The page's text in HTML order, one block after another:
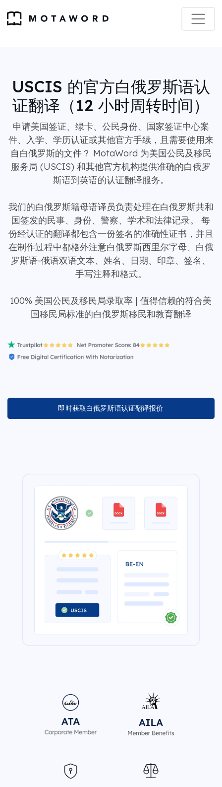
USCIS 的官方白俄罗斯语认
证翻译（12 小时周转时间）
申请美国签证、绿卡、公民身份、国家签证中心案
件、入学、学历认证或其他官方手续，且需要使用来
自白俄罗斯的文件？ MotaWord 为美国公民及移民
服务局 (USCIS) 和其他官方机构提供准确的白俄罗
斯语到英语的认证翻译服务。
我们的白俄罗斯籍母语译员负责处理在白俄罗斯共和
国签发的民事、身份、警察、学术和法律记录。 每
份经认证的翻译都包含一份签名的准确性证书，并且
在制作过程中都格外注意白俄罗斯西里尔字母、白俄
罗斯语-俄语双语文本、姓名、日期、印章、签名、
手写注释和格式。
100% 美国公民及移民局录取率 | 值得信赖的符合美
国移民局标准的白俄罗斯移民和教育翻译
即时获取白俄罗斯语认证翻译报价